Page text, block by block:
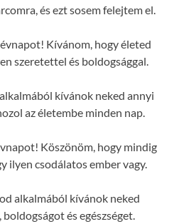
és ezt sosem felejtem el.
Kívánom, hogy életed
szeretettel és boldogsággal.
kívánok neked annyi
az életembe minden nap.
Köszönöm, hogy mindig
ilyen csodálatos ember vagy.
alkalmából kívánok neked
és egészséget.